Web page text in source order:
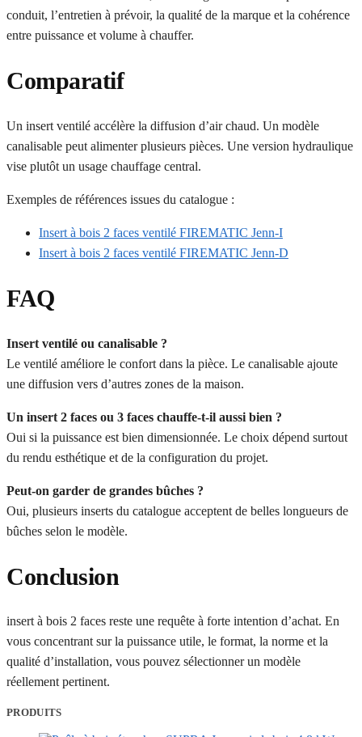
conduit, l’entretien à prévoir, la qualité de la marque et la cohérence
entre puissance et volume à chauffer.
Comparatif
Un insert ventilé accélère la diffusion d’air chaud. Un modèle
canalisable peut alimenter plusieurs pièces. Une version hydraulique
vise plutôt un usage chauffage central.
Exemples de références issues du catalogue :
Insert à bois 2 faces ventilé FIREMATIC Jenn-I
Insert à bois 2 faces ventilé FIREMATIC Jenn-D
FAQ
Insert ventilé ou canalisable ?
Le ventilé améliore le confort dans la pièce. Le canalisable ajoute
une diffusion vers d’autres zones de la maison.
Un insert 2 faces ou 3 faces chauffe-t-il aussi bien ?
Oui si la puissance est bien dimensionnée. Le choix dépend surtout
du rendu esthétique et de la configuration du projet.
Peut-on garder de grandes bûches ?
Oui, plusieurs inserts du catalogue acceptent de belles longueurs de
bûches selon le modèle.
Conclusion
insert à bois 2 faces reste une requête à forte intention d’achat. En
vous concentrant sur la puissance utile, le format, la norme et la
qualité d’installation, vous pouvez sélectionner un modèle
réellement pertinent.
PRODUITS